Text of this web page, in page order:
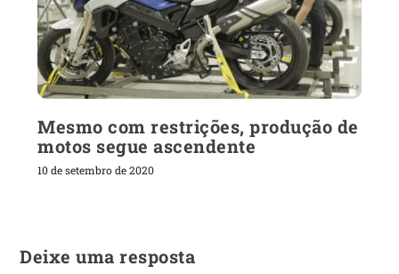
Mesmo com restrições, produção de
motos segue ascendente
10 de setembro de 2020
Deixe uma resposta